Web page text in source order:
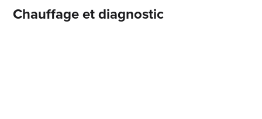
Chauffage et diagnostic